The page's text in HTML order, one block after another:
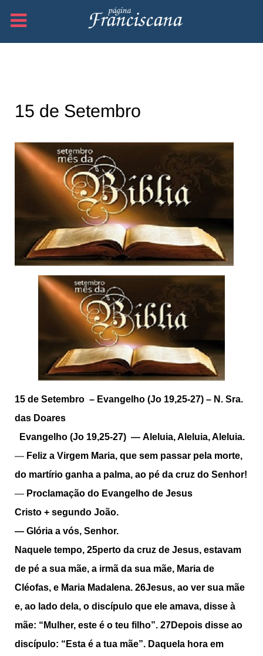
15 de Setembro
15 de Setembro – Evangelho (Jo 19,25-27) – N. Sra.
das Doares
Evangelho (Jo 19,25-27) — Aleluia, Aleluia, Aleluia.
— Feliz a Virgem Maria, que sem passar pela morte,
do martírio ganha a palma, ao pé da cruz do Senhor!
— Proclamação do Evangelho de Jesus
Cristo + segundo João.
— Glória a vós, Senhor.
Naquele tempo, 25perto da cruz de Jesus, estavam
de pé a sua mãe, a irmã da sua mãe, Maria de
Cléofas, e Maria Madalena. 26Jesus, ao ver sua mãe
e, ao lado dela, o discípulo que ele amava, disse à
mãe: “Mulher, este é o teu filho”. 27Depois disse ao
discípulo: “Esta é a tua mãe”. Daquela hora em